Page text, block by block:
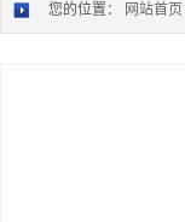
您的位置： 网站首页